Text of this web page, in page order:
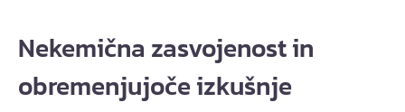
Nekemična zasvojenost in
obremenjujoče izkušnje